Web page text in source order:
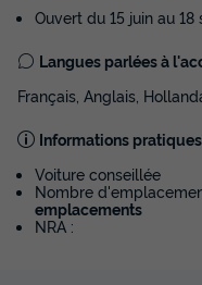
Ouvert du 15 juin au
Langues parlées à
Français, Anglais,
Informations pratiques
Voiture conseillée
Nombre
emplacements
NRA :